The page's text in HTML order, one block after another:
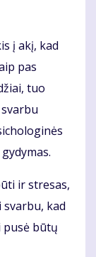
į akį, kad
pas
tuo
ir stresas,
kad
būtų